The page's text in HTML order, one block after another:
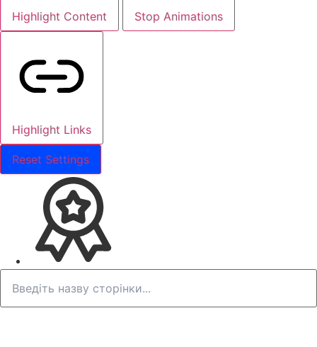
Highlight Content Stop Animations
Highlight Links
Reset Settings